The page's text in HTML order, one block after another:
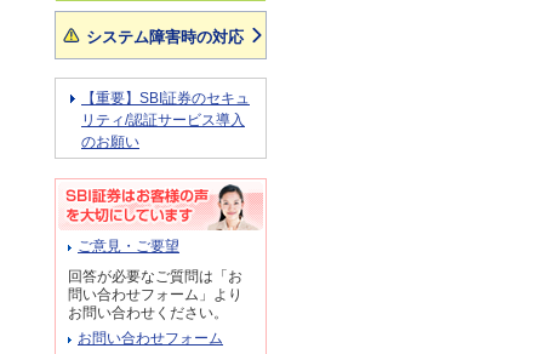
システム障害時の対応
【重要】SBI証券のセキュ
リティ/認証サービス導入
のお願い
ご意見・ご要望
回答が必要なご質問は「お
問い合わせフォーム」より
お問い合わせください。
お問い合わせフォーム